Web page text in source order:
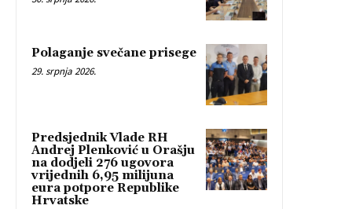
Polaganje svečane prisege
29. srpnja 2026.
Predsjednik Vlade RH
Andrej Plenković u Orašju
na dodjeli 276 ugovora
vrijednih 6,95 milijuna
eura potpore Republike
Hrvatske